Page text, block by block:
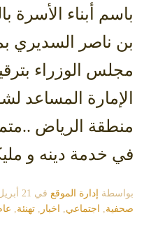
باسم أبناء الأسرة
بن ناصر السديري
مجلس الوزراء
الإمارة المساعد
منطقة الرياض
في خدمة دينه و
بواسطة إدارة الموقع في 21 أبريل، 2020
صحفية, اجتماعي, اخبار , تهنئة,